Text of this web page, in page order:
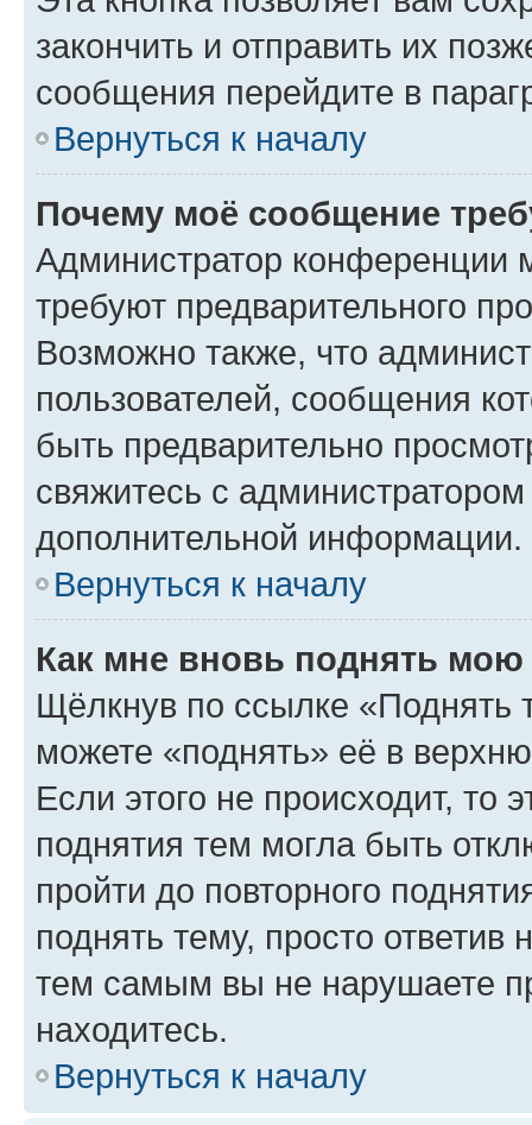
закончить и отправить их
сообщения перейдите в
Вернуться к началу
Почему моё сообщение
Администратор конференции
требуют предварительного
Возможно также, что
пользователей, сообщения
быть предварительно
свяжитесь с
дополнительной информации.
Вернуться к началу
Как мне вновь поднять мою
Щёлкнув по ссылке «Поднять
можете «поднять» её в
Если этого не происходит, то
поднятия тем могла быть
пройти до повторного
поднять тему, просто ответив
тем самым вы не нарушаете
находитесь.
Вернуться к началу